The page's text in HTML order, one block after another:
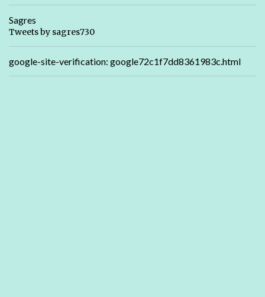
Sagres
Tweets by sagres730
google-site-verification: google72c1f7dd8361983c.html